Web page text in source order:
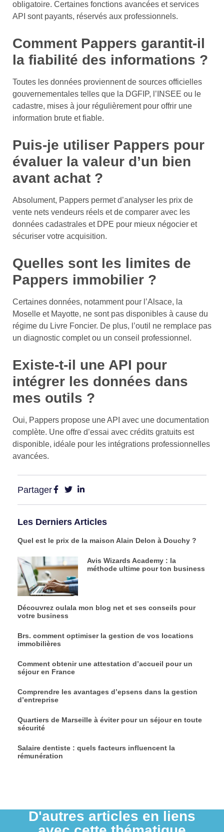
obligatoire. Certaines fonctions avancées et services
API sont payants, réservés aux professionnels.
Comment Pappers garantit-il
la fiabilité des informations ?
Toutes les données proviennent de sources officielles
gouvernementales telles que la DGFIP, l’INSEE ou le
cadastre, mises à jour régulièrement pour offrir une
information brute et fiable.
Puis-je utiliser Pappers pour
évaluer la valeur d’un bien
avant achat ?
Absolument, Pappers permet d’analyser les prix de
vente nets vendeurs réels et de comparer avec les
données cadastrales et DPE pour mieux négocier et
sécuriser votre acquisition.
Quelles sont les limites de
Pappers immobilier ?
Certaines données, notamment pour l’Alsace, la
Moselle et Mayotte, ne sont pas disponibles à cause du
régime du Livre Foncier. De plus, l’outil ne remplace pas
un diagnostic complet ou un conseil professionnel.
Existe-t-il une API pour
intégrer les données dans
mes outils ?
Oui, Pappers propose une API avec une documentation
complète. Une offre d’essai avec crédits gratuits est
disponible, idéale pour les intégrations professionnelles
avancées.
Partager
Les Derniers Articles
Quel est le prix de la maison Alain Delon à Douchy ?
Avis Wizards Academy : la
méthode ultime pour ton business
Découvrez oulala mon blog net et ses conseils pour
votre business
Brs. comment optimiser la gestion de vos locations
immobilières
Comment obtenir une attestation d’accueil pour un
séjour en France
Comprendre les avantages d’epsens dans la gestion
d’entreprise
Quartiers de Marseille à éviter pour un séjour en toute
sécurité
Salaire dentiste : quels facteurs influencent la
rémunération
D'autres articles en liens